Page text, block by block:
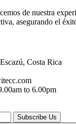
de nuestra
asegurando el
Costa Rica
to 6.00pm
Subscribe Us